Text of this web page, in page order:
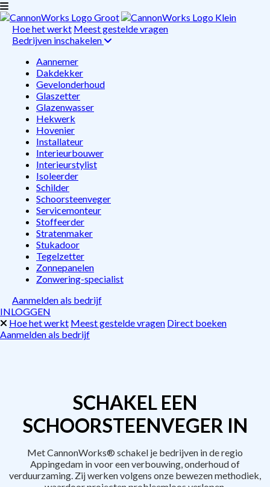
Hoe het werkt Meest gestelde vragen
Bedrijven inschakelen
Aannemer
Dakdekker
Gevelonderhoud
Glaszetter
Glazenwasser
Hekwerk
Hovenier
Installateur
Interieurbouwer
Interieurstylist
Isoleerder
Schilder
Schoorsteenveger
Servicemonteur
Stoffeerder
Stratenmaker
Stukadoor
Tegelzetter
Zonnepanelen
Zonwering-specialist
Aanmelden als bedrijf
INLOGGEN
Hoe het werkt Meest gestelde vragen Direct boeken
Aanmelden als bedrijf
SCHAKEL EEN
SCHOORSTEENVEGER IN
Met CannonWorks® schakel je bedrijven in de regio
Appingedam in voor een verbouwing, onderhoud of
verduurzaming. Zij werken volgens onze bewezen methodiek,